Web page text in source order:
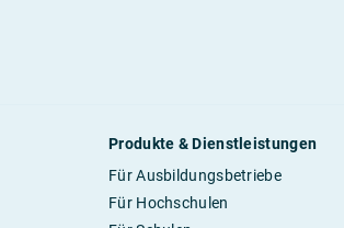
Produkte & Dienstleistungen
Für Ausbildungsbetriebe
Für Hochschulen